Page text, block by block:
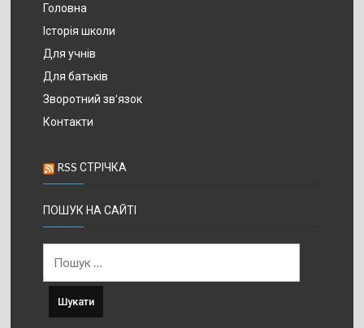
Головна
Історія школи
Для учнів
Для батьків
Зворотний зв’язок
Контакти
RSS СТРІЧКА
ПОШУК НА САЙТІ